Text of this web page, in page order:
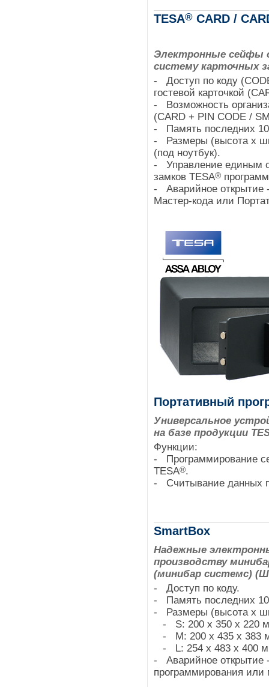
TESA® CARD /
Электронные сейфы
систему карточных
- Доступ по коду
гостевой карточкой
- Возможность
(CARD + PIN CODE /
- Память последних
- Размеры (высота х
(под ноутбук).
- Управление единым с
замков TESA®
- Аварийное открытие
Мастер-кода или
Портативный
Универсальное
на базе продукции
Функции:
- Программирование
TESA®.
- Считывание данных
SmartBox
Надежные
производству
(минибар системс)
- Доступ по коду.
- Память последних
- Размеры (высота х
- S: 200 х 350 х 220
- M: 200 х 435 х 383
- L: 254 x 483 x 400
- Аварийное открытие
программирования или